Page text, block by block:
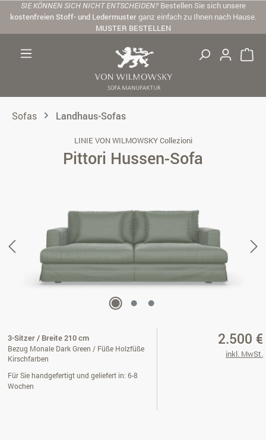
Zum Hauptinhalt springen
SIE KÖNNEN SICH NICHT ENTSCHEIDEN? Bestellen Sie sich unsere
kostenfreien Stoff- und Ledermusterganz einfach zu Ihnen nach Hause.
MUSTER BESTELLEN
Sofas Landhaus-Sofas
LINIE VON WILMOWSKY Collezioni
Pittori Hussen-Sofa
3-Sitzer / Breite 210 cm
Bezug Monale Dark Green / Füße Holzfüße
Kirschfarben
Für Sie handgefertigt und geliefert in: 6-8
Wochen
2.500 €
inkl. MwSt.